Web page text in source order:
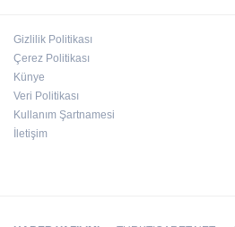
Gizlilik Politikası
Çerez Politikası
Künye
Veri Politikası
Kullanım Şartnamesi
İletişim